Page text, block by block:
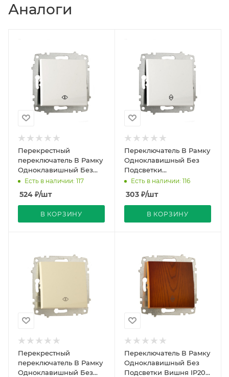
Аналоги
Перекрестный
переключатель В Рамку
Одноклавишный Без
Подсветки
Белоснежный IP20 10А
Есть в наличии: 117
524 ₽/шт
В КОРЗИНУ
Переключатель В Рамку
Одноклавишный Без
Подсветки
Белоснежный IP20 10А
Есть в наличии: 116
303 ₽/шт
В КОРЗИНУ
Перекрестный
переключатель В Рамку
Одноклавишный Без
Переключатель В Рамку
Одноклавишный Без
Подсветки Вишня IP20